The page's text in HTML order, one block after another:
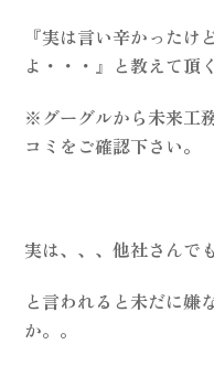
『実は言い辛かった
よ・・・』と教えて頂
※グーグルから未来工
コミをご確認下さい。
実は、、、他社さんで
と言われると未だに嫌
か。。